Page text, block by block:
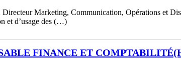
Directeur Marketing, Communication, Opérations et
et d’usage des (…)
FINANCE ET